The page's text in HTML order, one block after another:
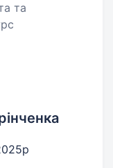
та